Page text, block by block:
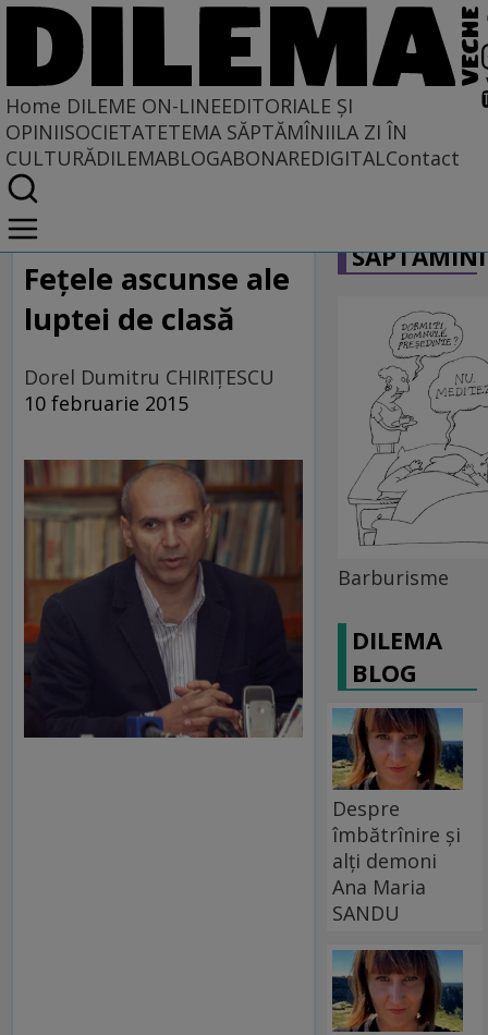
Home DILEME ON-LINEEDITORIALE ȘI
OPINIISOCIETATETEMA SĂPTĂMÎNIILA ZI ÎN
CULTURĂDILEMABLOGABONAREDIGITALContact
Home
Dileme on-line
Feţele ascunse ale
luptei de clasă
Dorel Dumitru CHIRIŢESCU
10 februarie 2015
Barburisme
DILEMA
BLOG
Despre
îmbătrînire și
alți demoni
Ana Maria
SANDU